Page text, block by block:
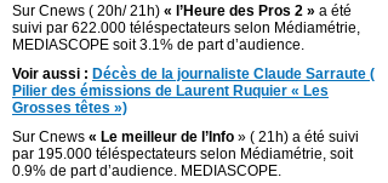
Sur Cnews ( 20h/ 21h) « l’Heure des Pros 2 » a été
suivi par 622.000 téléspectateurs selon Médiamétrie,
MEDIASCOPE soit 3.1% de part d’audience.
Voir aussi : Décès de la journaliste Claude Sarraute (
Pilier des émissions de Laurent Ruquier « Les
Grosses têtes »)
Sur Cnews « Le meilleur de l’Info » ( 21h) a été suivi
par 195.000 téléspectateurs selon Médiamétrie, soit
0.9% de part d’audience. MEDIASCOPE.